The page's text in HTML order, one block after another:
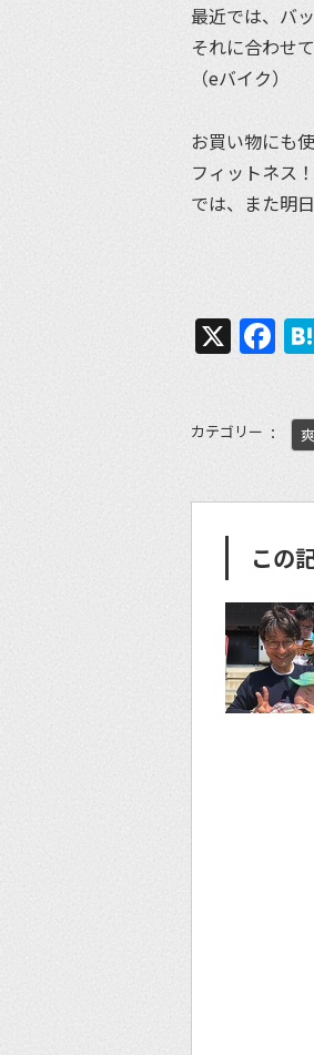
最近では、バ
それに合わせ
（eバイク）
お買い物にも
フィットネス
では、また明日
X
カテゴリー
この